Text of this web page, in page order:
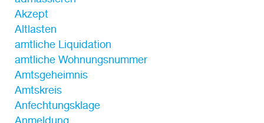
Akzept
Altlasten
amtliche Liquidation
amtliche Wohnungsnummer
Amtsgeheimnis
Amtskreis
Anfechtungsklage
Anmeldung